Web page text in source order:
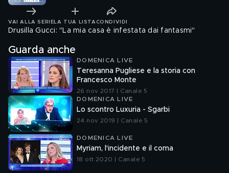
VAI ALLA SERIE LA TUA LISTA CONDIVIDI
Drusilla Gucci: "La mia casa è infestata dai fantasmi"
Guarda anche
DOMENICA LIVE
Teresanna Pugliese e la storia con
Francesco Monte
26 nov 2017 | Canale 5
DOMENICA LIVE
Lo scontro Luxuria - Sgarbi
24 nov 2019 | Canale 5
DOMENICA LIVE
Myriam, l'incidente e il coma
18 ott 2020 | Canale 5